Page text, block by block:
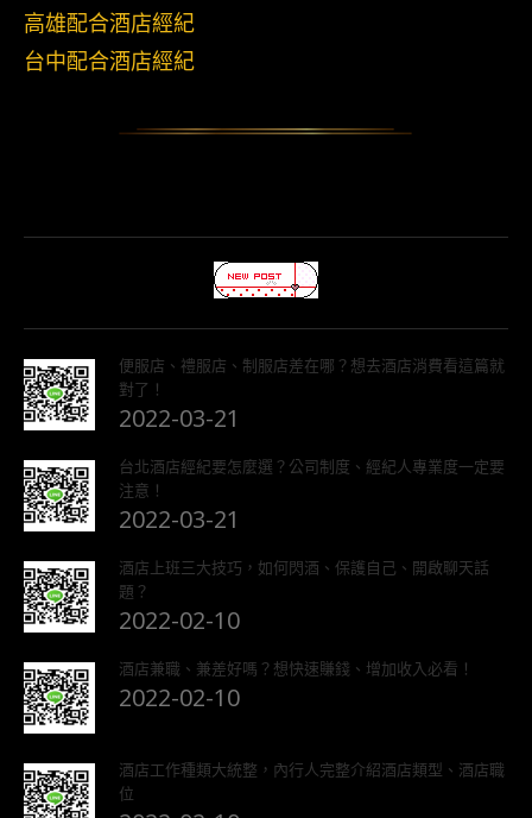
高雄配合酒店經紀
台中配合酒店經紀
便服店、禮服店、制服店差在哪？想去酒店消費看這篇就
對了！
2022-03-21
台北酒店經紀要怎麼選？公司制度、經紀人專業度一定要
注意！
2022-03-21
酒店上班三大技巧，如何閃酒、保護自己、開啟聊天話
題？
2022-02-10
酒店兼職、兼差好嗎？想快速賺錢、增加收入必看！
2022-02-10
酒店工作種類大統整，內行人完整介紹酒店類型、酒店職
位